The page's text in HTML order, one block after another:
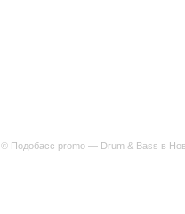
© Подобасс promo — Drum & Bass в